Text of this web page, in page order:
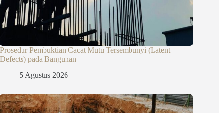
Prosedur Pembuktian Cacat Mutu Tersembunyi (Latent
Defects) pada Bangunan
5 Agustus 2026